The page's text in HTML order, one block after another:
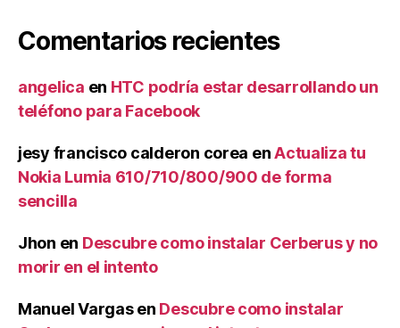
Comentarios recientes
angelica en HTC podría estar desarrollando un
teléfono para Facebook
jesy francisco calderon corea enActualiza tu
Nokia Lumia 610/710/800/900 de forma
sencilla
Jhon en Descubre como instalar Cerberus y no
morir en el intento
Manuel Vargasen Descubre como instalar